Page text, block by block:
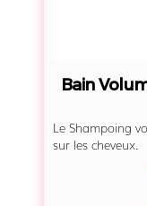
Bain
Le Shampoing
sur les cheveux.